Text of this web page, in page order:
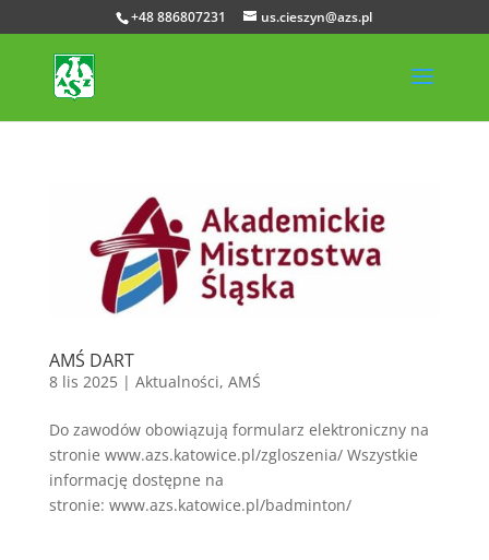
+48 886807231 us.cieszyn@azs.pl
AMŚ DART
8 lis 2025| Aktualności, AMŚ
Do zawodów obowiązują formularz elektroniczny na
stronie www.azs.katowice.pl/zgloszenia/ Wszystkie
informację dostępne na
stronie: www.azs.katowice.pl/badminton/